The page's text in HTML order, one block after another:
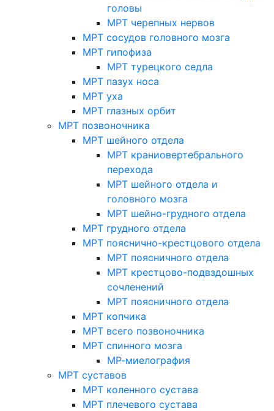
головы
МРТ черепных нервов
МРТ сосудов головного мозга
МРТ гипофиза
МРТ турецкого седла
МРТ пазух носа
МРТ уха
МРТ глазных орбит
МРТ позвоночника
МРТ шейного отдела
МРТ краниовертебрального
перехода
МРТ шейного отдела и
головного мозга
МРТ шейно-грудного отдела
МРТ грудного отдела
МРТ пояснично-крестцового отдела
МРТ поясничного отдела
МРТ крестцово-подвздошных
сочленений
МРТ поясничного отдела
МРТ копчика
МРТ всего позвоночника
МРТ спинного мозга
МР-миелография
МРТ суставов
МРТ коленного сустава
МРТ плечевого сустава